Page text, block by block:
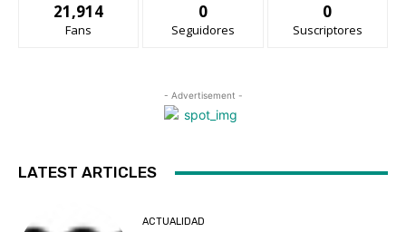
21,914
Fans
0
Seguidores
0
Suscriptores
- Advertisement -
LATEST ARTICLES
ACTUALIDAD